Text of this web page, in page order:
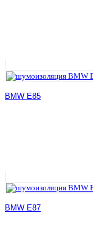
BMW E85
BMW E87